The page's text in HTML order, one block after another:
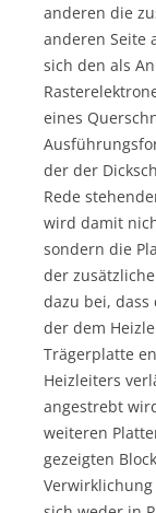
anderen die
anderen Seite
sich den als
eines
der der
Rede
wird damit
sondern die
der
dazu bei, dass
der dem
Trägerplatte
Heizleiters
angestrebt
weiteren
gezeigten